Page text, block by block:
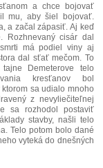
a chce bojovať
mu, aby šiel bojovať.
a začal zápasiť. Aj keď
Rozhnevaný cisár dal
má podiel viny aj
dal sťať mečom. To
Demeterove telo
kresťanov bol
sa udialo mnoho
z nevyliečiteľnej
sa rozhodol postaviť
stavby, našli telo
Telo potom bolo dané
vyteká do dnešných